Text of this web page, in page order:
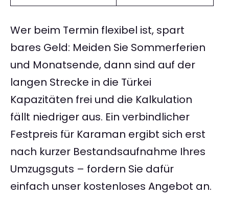
Wer beim Termin flexibel ist, spart
bares Geld: Meiden Sie Sommerferien
und Monatsende, dann sind auf der
langen Strecke in die Türkei
Kapazitäten frei und die Kalkulation
fällt niedriger aus. Ein verbindlicher
Festpreis für Karaman ergibt sich erst
nach kurzer Bestandsaufnahme Ihres
Umzugsguts – fordern Sie dafür
einfach unser kostenloses Angebot an.